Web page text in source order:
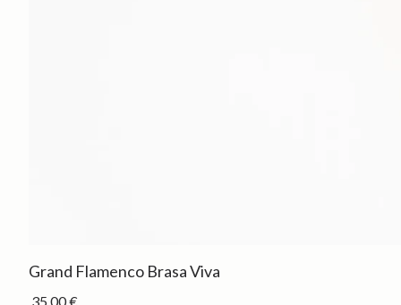
Drop
Grand Flamenco Brasa Viva
35,00 €